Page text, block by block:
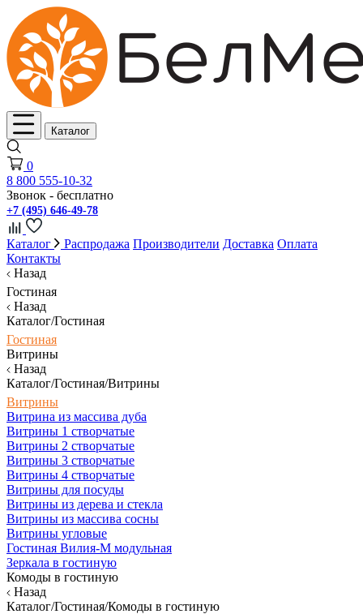
Каталог
0
8 800 555-10-32
Звонок - бесплатно
+7 (495) 646-49-78
Каталог Распродажа Производители Доставка Оплата
Контакты
Назад
Гостиная
Назад
Каталог/Гостиная
Гостиная
Витрины
Назад
Каталог/Гостиная/Витрины
Витрины
Витрина из массива дуба
Витрины 1 створчатые
Витрины 2 створчатые
Витрины 3 створчатые
Витрины 4 створчатые
Витрины для посуды
Витрины из дерева и стекла
Витрины из массива сосны
Витрины угловые
Гостиная Вилия-М модульная
Зеркала в гостиную
Комоды в гостиную
Назад
Каталог/Гостиная/Комоды в гостиную